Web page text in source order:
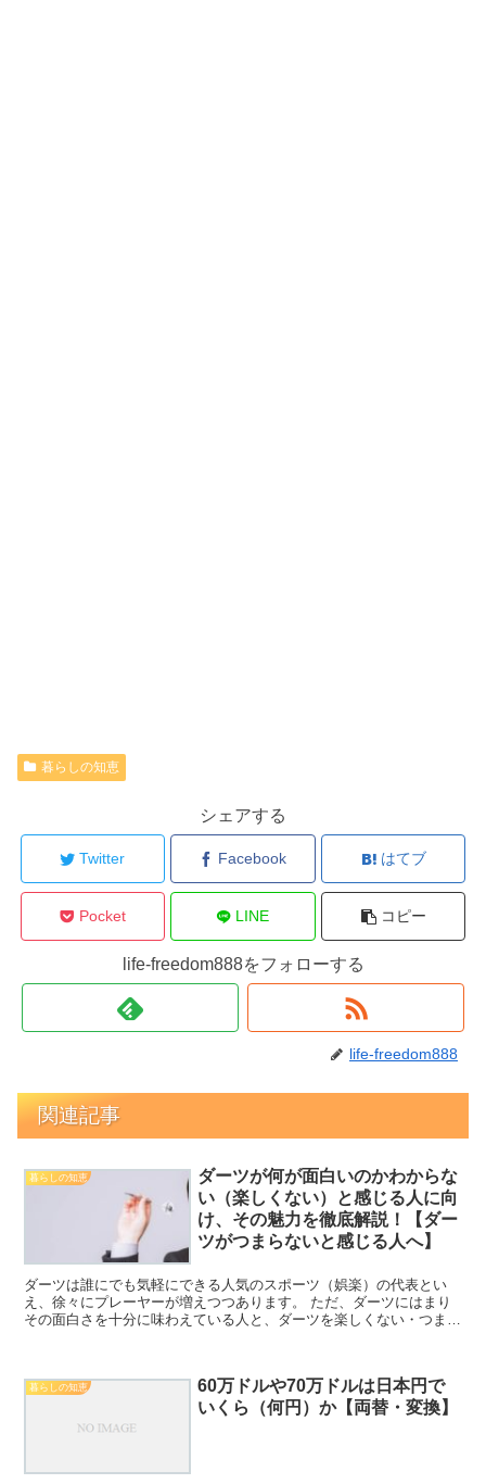
暮らしの知恵
シェアする
Twitter Facebook はてブ
Pocket LINE コピー
life-freedom888をフォローする
life-freedom888
関連記事
暮らしの知恵
ダーツが何が面白いのかわからな
い（楽しくない）と感じる人に向
け、その魅力を徹底解説！【ダー
ツがつまらないと感じる人へ】
ダーツは誰にでも気軽にできる人気のスポーツ（娯楽）の代表とい
え、徐々にプレーヤーが増えつつあります。 ただ、ダーツにはまり
その面白さを十分に味わえている人と、ダーツを楽しくない・つまら
暮らしの知恵
60万ドルや70万ドルは日本円で
いくら（何円）か【両替・変換】